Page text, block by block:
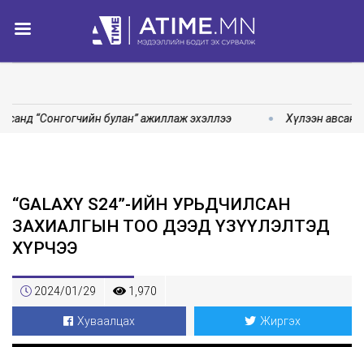
“Сонгогчийн булан” ажиллаж эхэллээ Хүлээн авсан
“GALAXY S24”-ИЙН УРЬДЧИЛСАН
ЗАХИАЛГЫН ТОО ДЭЭД ҮЗҮҮЛЭЛТЭД
ХҮРЧЭЭ
2024/01/29 1,970
Хуваалцах Жиргэх